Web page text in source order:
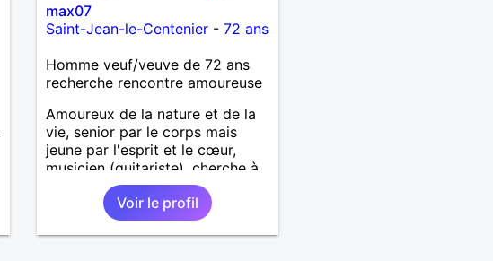
max07
Saint-Jean-le-Centenier -72 ans
Homme veuf/veuve de 72 ans
recherche rencontre amoureuse
Amoureux de la nature et de la
vie, senior par le corps mais
jeune par l'esprit et le cœur,
musicien (guitariste), cherche à
faire une rencontre sérieuse
avec partenaire bien dans ses
baskets (idéalement, vous avez
entre 60 et 70 ans) pour
Voir le profil